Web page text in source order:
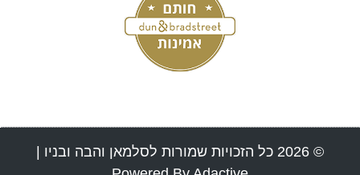
© 2026 כל הזכויות שמורות לסלמאן והבה ובניו |